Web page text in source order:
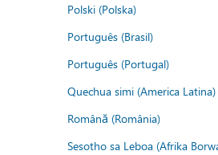
Polski (Polska)
Português (Brasil)
Português (Portugal)
Quechua simi (America Latina)
Română (România)
Sesotho sa Leboa (Afrika